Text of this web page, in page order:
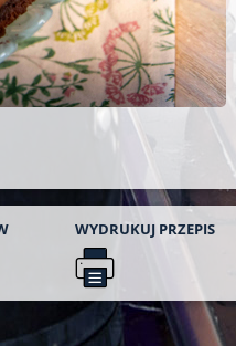
WYDRUKUJ PRZEPIS